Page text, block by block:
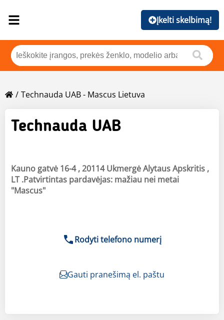
Įkelti skelbimą!
Technauda UAB - Mascus Lietuva
Technauda UAB
Kauno gatvė 16-4 , 20114 Ukmergė Alytaus Apskritis ,
LT .Patvirtintas pardavėjas: mažiau nei metai
"Mascus"
Rodyti telefono numerį
Gauti pranešimą el. paštu